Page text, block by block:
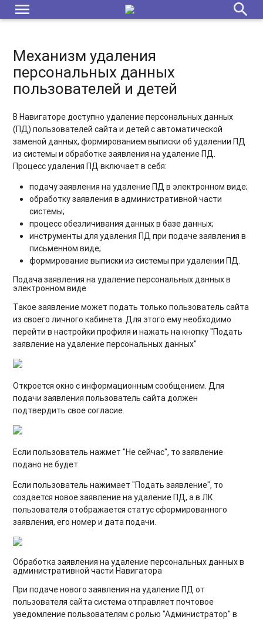
menu search
Механизм удаления
персональных данных
пользователей и детей
В Навигаторе доступно удаление персональных данных
(ПД) пользователей сайта и детей с автоматической
заменой данных, формированием выписки об удалении ПД
из системы и обработке заявления на удаление ПД.
Процесс удаления ПД включает в себя:
подачу заявления на удаление ПД в электронном виде;
обработку заявления в административной части
системы;
процесс обезличивания данных в базе данных;
инструменты для удаления ПД при подаче заявления в
письменном виде;
формирование выписки из системы при удалении ПД.
Подача заявления на удаление персональных данных в
электронном виде
Такое заявление может подать только пользователь сайта
из своего личного кабинета. Для этого ему необходимо
перейти в настройки профиля и нажать на кнопку "Подать
заявление на удаление персональных данных"
Откроется окно с информационным сообщением. Для
подачи заявления пользователь сайта должен
подтвердить свое согласие.
Если пользователь нажмет "Не сейчас", то заявление
подано не будет.
Если пользователь нажимает "Подать заявление", то
создается новое заявление на удаление ПД, а в ЛК
пользователя отображается статус сформированного
заявления, его номер и дата подачи.
Обработка заявления на удаление персональных данных в
административной части Навигатора
При подаче нового заявления на удаление ПД от
пользователя сайта система отправляет почтовое
уведомление пользователям с ролью "Администратор" в